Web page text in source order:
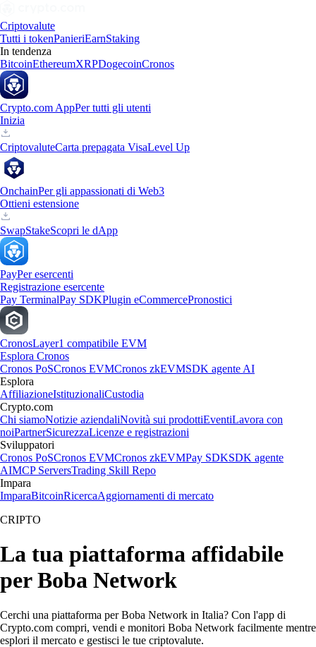
Criptovalute
Tutti i tokenPanieriEarnStaking
In tendenza
BitcoinEthereumXRPDogecoinCronos
Crypto.com AppPer tutti gli utenti
Inizia
CriptovaluteCarta prepagata VisaLevel Up
OnchainPer gli appassionati di Web3
Ottieni estensione
SwapStakeScopri le dApp
PayPer esercenti
Registrazione esercente
Pay TerminalPay SDKPlugin eCommercePronostici
CronosLayer1 compatibile EVM
Esplora Cronos
Cronos PoSCronos EVMCronos zkEVMSDK agente AI
Esplora
AffiliazioneIstituzionaliCustodia
Crypto.com
Chi siamoNotizie aziendaliNovità sui prodottiEventiLavora con
noiPartnerSicurezzaLicenze e registrazioni
Sviluppatori
Cronos PoSCronos EVMCronos zkEVMPay SDKSDK agente
AIMCP ServersTrading Skill Repo
Impara
ImparaBitcoinRicercaAggiornamenti di mercato
CRIPTO
La tua piattaforma affidabile
per Boba Network
Cerchi una piattaforma per Boba Network in Italia? Con l'app di
Crypto.com compri, vendi e monitori Boba Network facilmente mentre
esplori il mercato e gestisci le tue criptovalute.